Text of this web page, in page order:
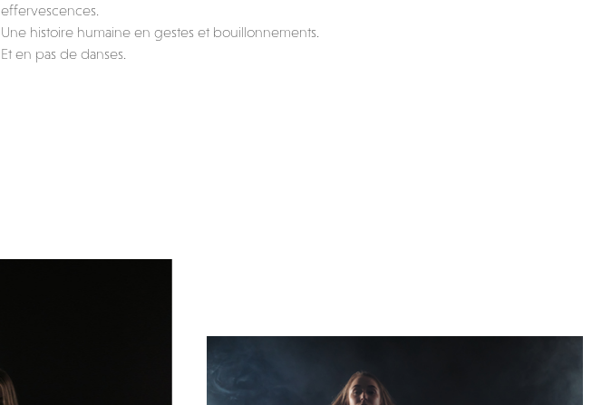
effervescences.
Une histoire humaine en gestes et bouillonnements.
Et en pas de danses.